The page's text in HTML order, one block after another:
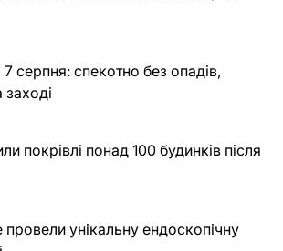
серпня: спекотно без опадів,
покрівлі понад 100 будинків після
унікальну ендоскопічну